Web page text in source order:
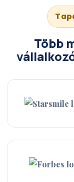
Több